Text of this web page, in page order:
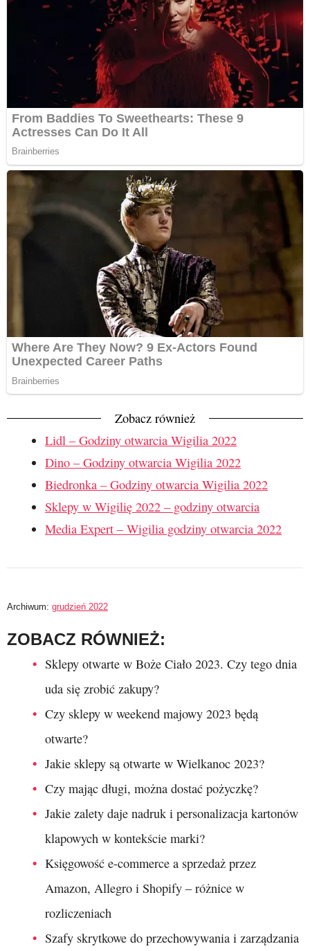
Zobacz również
Lidl – Godziny otwarcia Wigilia 2022
Dino – Godziny otwarcia Wigilia 2022
Biedronka – Godziny otwarcia Wigilia 2022
Sklepy w Wigilię 2022 – godziny otwarcia
Media Expert – Wigilia godziny otwarcia 2022
Archiwum: grudzień 2022
ZOBACZ RÓWNIEŻ:
Sklepy otwarte w Boże Ciało 2023. Czy tego dnia
uda się zrobić zakupy?
Czy sklepy w weekend majowy 2023 będą
otwarte?
Jakie sklepy są otwarte w Wielkanoc 2023?
Czy mając długi, można dostać pożyczkę?
Jakie zalety daje nadruk i personalizacja kartonów
klapowych w kontekście marki?
Księgowość e-commerce a sprzedaż przez
Amazon, Allegro i Shopify – różnice w
rozliczeniach
Szafy skrytkowe do przechowywania i zarządzania